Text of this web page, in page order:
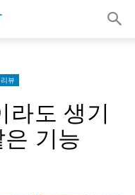
뷰
라도 생기
기능